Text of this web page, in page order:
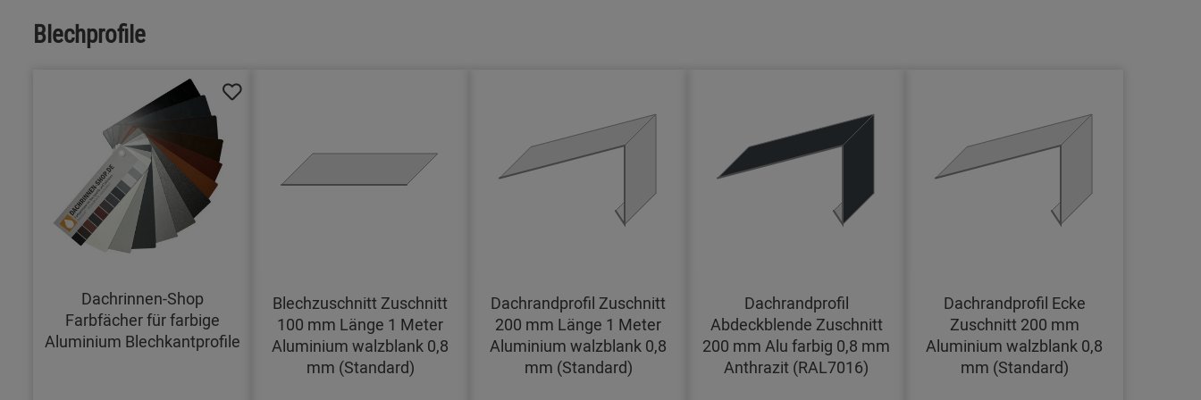
Blechprofile
Dachrinnen-Shop
Farbfächer für farbige
Aluminium Blechkantprofile
Blechzuschnitt Zuschnitt
100 mm Länge 1 Meter
Aluminium walzblank 0,8
mm (Standard)
Dachrandprofil Zuschnitt
200 mm Länge 1 Meter
Aluminium walzblank 0,8
mm (Standard)
Dachrandprofil
Abdeckblende Zuschnitt
200 mm Alu farbig 0,8 mm
Anthrazit (RAL7016)
Dachrandprofil Ecke
Zuschnitt 200 mm
Aluminium walzblank 0,8
mm (Standard)